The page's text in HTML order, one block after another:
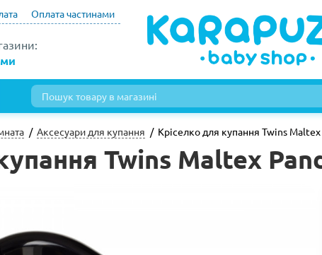
Оплата частинами
Аксесуари для купання Кріселко для купання Twins
Twins Maltex